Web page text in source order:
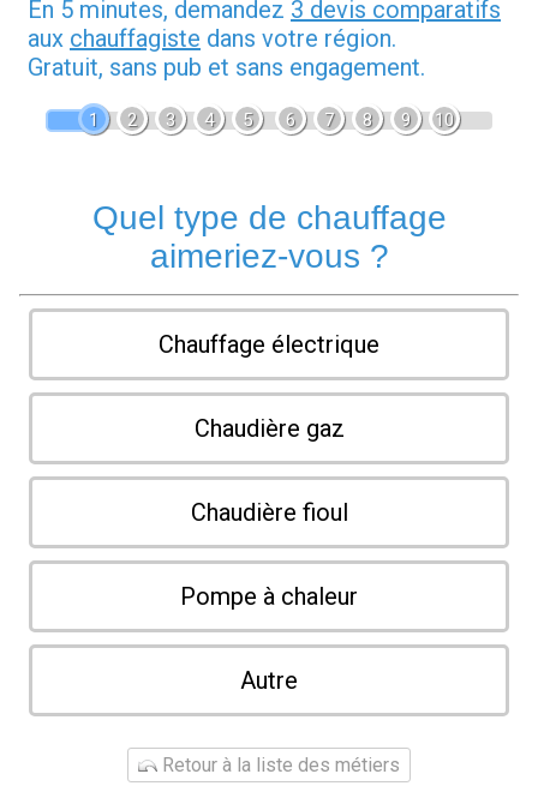
En 5 minutes, demandez 3 devis comparatifs
aux chauffagiste dans votre région.
Gratuit, sans pub et sans engagement.
1 2 3 4 5 6 7 8 9 10
Quel type de chauffage
aimeriez-vous ?
Chauffage électrique
Chaudière gaz
Chaudière fioul
Pompe à chaleur
Autre
Retour à la liste des métiers